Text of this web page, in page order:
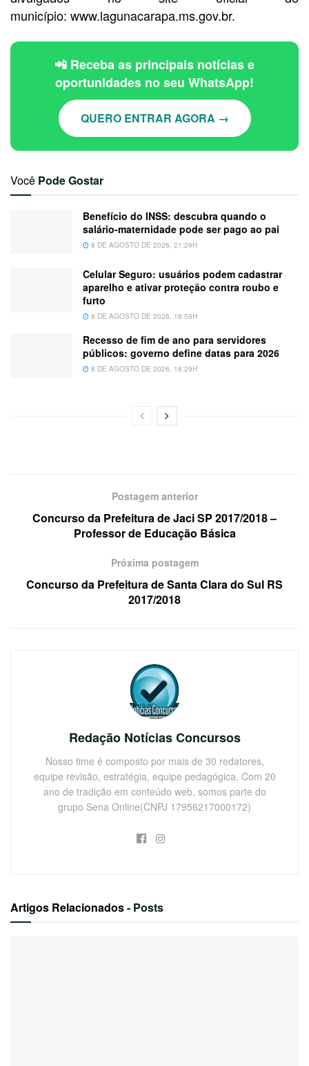
município: www.lagunacarapa.ms.gov.br.
📲 Receba as principais notícias e
oportunidades no seu WhatsApp!
QUERO ENTRAR AGORA →
Você Pode Gostar
Benefício do INSS: descubra quando o
salário-maternidade pode ser pago ao pai
8 DE AGOSTO DE 2026, 21:29H
Celular Seguro: usuários podem cadastrar
aparelho e ativar proteção contra roubo e
furto
8 DE AGOSTO DE 2026, 19:59H
Recesso de fim de ano para servidores
públicos: governo define datas para 2026
8 DE AGOSTO DE 2026, 18:29H
Postagem anterior
Concurso da Prefeitura de Jaci SP 2017/2018 –
Professor de Educação Básica
Próxima postagem
Concurso da Prefeitura de Santa Clara do Sul RS
2017/2018
Redação Notícias Concursos
Nosso time é composto por mais de 30 redatores,
equipe revisão, estratégia, equipe pedagógica. Com 20
ano de tradição em conteúdo web, somos parte do
grupo Sena Online(CNPJ 17956217000172)
Artigos Relacionados- Posts